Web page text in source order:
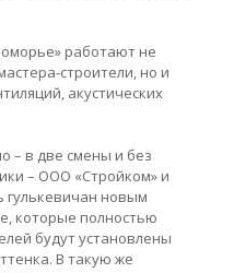
работают не
строители, но и
акустических
– в две смены и без
– ООО «Стройком» и
гулькевичан новым
которые полностью
будут установлены
В такую же